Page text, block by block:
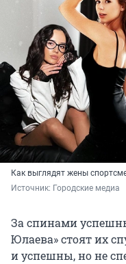
Как выглядят жены
Источник: Городские медиа
За спинами
Юлаева» стоят их
и успешны, но не